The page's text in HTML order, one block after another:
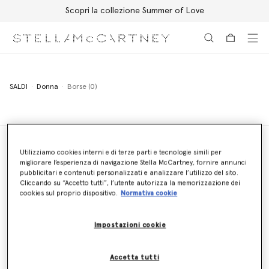
Scopri la collezione Summer of Love
SALDI Donna Borse (0)
Localizzatore di negozi
Trova un negozio
Inviaci un'email
Utilizziamo cookies interni e di terze parti e tecnologie simili per
migliorare l’esperienza di navigazione Stella McCartney, fornire annunci
pubblicitari e contenuti personalizzati e analizzare l’utilizzo del sito.
Cliccando su “Accetto tutti”, l’utente autorizza la memorizzazione dei
cookies sul proprio dispositivo.
Normativa cookie
Impostazioni cookie
Accetta tutti